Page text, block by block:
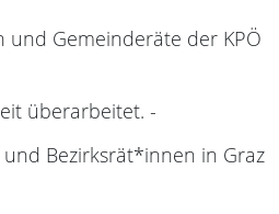
und Gemeinderäte der KPÖ
überarbeitet. -
Bezirksrät*innen in Graz